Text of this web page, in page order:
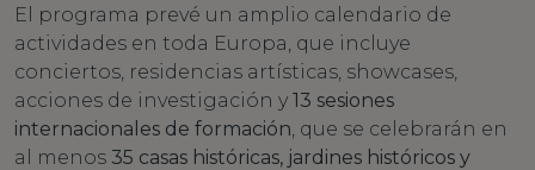
El programa prevé un amplio calendario de
actividades en toda Europa, que incluye
conciertos, residencias artísticas, showcases,
acciones de investigación y 13 sesiones
internacionales de formación, que se celebrarán en
al menos 35 casas históricas, jardines históricos y